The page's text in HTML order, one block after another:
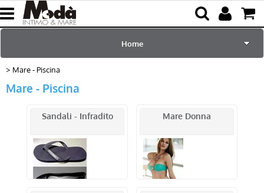
Home
Mare e Piscina
Mare - Piscina
Mare - Piscina
Sandali - Infradito Mare Donna